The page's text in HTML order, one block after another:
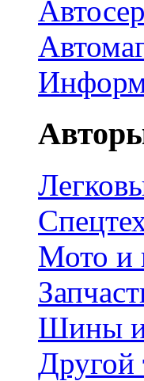
Мото и
Шины и
Другой